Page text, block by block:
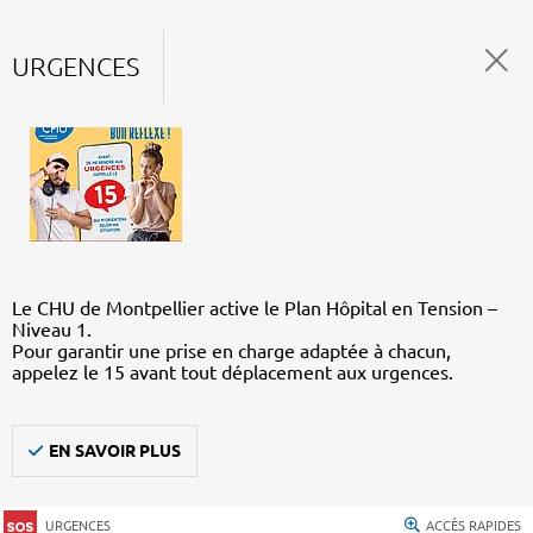
URGENCES
Le CHU de Montpellier active le Plan Hôpital en Tension –
Niveau 1.
Pour garantir une prise en charge adaptée à chacun,
appelez le 15 avant tout déplacement aux urgences.
EN SAVOIR PLUS
URGENCES ACCÈS RAPIDES